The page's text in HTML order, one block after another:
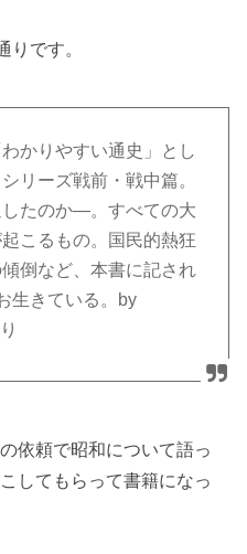
りです。
かりやすい通史」とし
リーズ戦前・戦中篇。
たのか―。すべての大
こるもの。国民的熱狂
倒など、本書に記され
生きている。by
依頼で昭和について語っ
してもらって書籍になっ